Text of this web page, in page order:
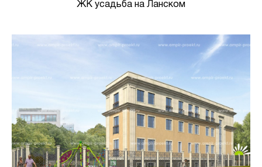
ЖК усадьба на Ланском